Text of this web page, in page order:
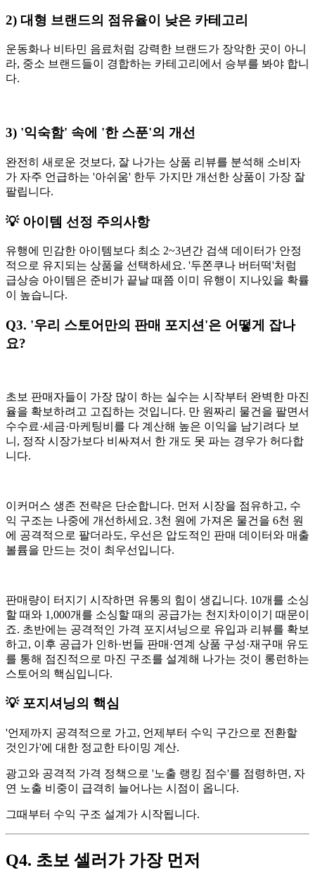
2) 대형 브랜드의 점유율이 낮은 카테고리
운동화나 비타민 음료처럼 강력한 브랜드가 장악한 곳이 아니
라, 중소 브랜드들이 경합하는 카테고리에서 승부를 봐야 합니
다.
3) '익숙함' 속에 '한 스푼'의 개선
완전히 새로운 것보다, 잘 나가는 상품 리뷰를 분석해 소비자
가 자주 언급하는 '아쉬움' 한두 가지만 개선한 상품이 가장 잘
팔립니다.
💡 아이템 선정 주의사항
유행에 민감한 아이템보다 최소 2~3년간 검색 데이터가 안정
적으로 유지되는 상품을 선택하세요. '두쫀쿠나 버터떡'처럼
급상승 아이템은 준비가 끝날 때쯤 이미 유행이 지나있을 확률
이 높습니다.
Q3. '우리 스토어만의 판매 포지션'은 어떻게 잡나
요?
초보 판매자들이 가장 많이 하는 실수는 시작부터 완벽한 마진
율을 확보하려고 고집하는 것입니다. 만 원짜리 물건을 팔면서
수수료·세금·마케팅비를 다 계산해 높은 이익을 남기려다 보
니, 정작 시장가보다 비싸져서 한 개도 못 파는 경우가 허다합
니다.
이커머스 생존 전략은 단순합니다. 먼저 시장을 점유하고, 수
익 구조는 나중에 개선하세요. 3천 원에 가져온 물건을 6천 원
에 공격적으로 팔더라도, 우선은 압도적인 판매 데이터와 매출
볼륨을 만드는 것이 최우선입니다.
판매량이 터지기 시작하면 유통의 힘이 생깁니다. 10개를 소싱
할 때와 1,000개를 소싱할 때의 공급가는 천지차이이기 때문이
죠. 초반에는 공격적인 가격 포지셔닝으로 유입과 리뷰를 확보
하고, 이후 공급가 인하·번들 판매·연계 상품 구성·재구매 유도
를 통해 점진적으로 마진 구조를 설계해 나가는 것이 롱런하는
스토어의 핵심입니다.
💡 포지셔닝의 핵심
'언제까지 공격적으로 가고, 언제부터 수익 구간으로 전환할
것인가'에 대한 정교한 타이밍 계산.
광고와 공격적 가격 정책으로 '노출 랭킹 점수'를 점령하면, 자
연 노출 비중이 급격히 늘어나는 시점이 옵니다.
그때부터 수익 구조 설계가 시작됩니다.
Q4. 초보 셀러가 가장 먼저